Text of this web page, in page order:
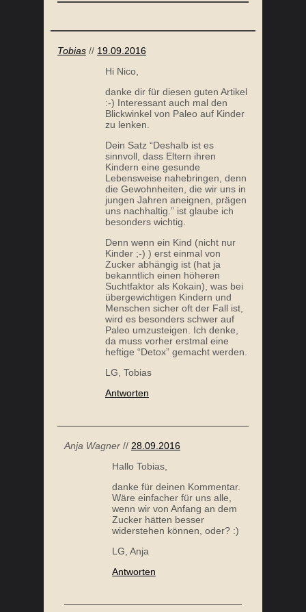
Tobias // 19.09.2016
Hi Nico,
danke dir für diesen guten Artikel
:-) Interessant auch mal den
Blickwinkel von Paleo auf Kinder
zu lenken.
Dein Satz “Deshalb ist es
sinnvoll, dass Eltern ihren
Kindern eine gesunde
Lebensweise nahebringen, denn
die Gewohnheiten, die wir uns in
jungen Jahren aneignen, prägen
uns nachhaltig.” ist glaube ich
besonders wichtig.
Denn wenn ein Kind (nicht nur
Kinder ;-) ) erst einmal von
Zucker abhängig ist (hat ja
bekanntlich einen höheren
Suchtfaktor als Kokain), was bei
übergewichtigen Kindern und
Menschen sicher oft der Fall ist,
wird es besonders schwer auf
Paleo umzusteigen. Ich denke,
da muss vorher erstmal eine
heftige “Detox” gemacht werden.
LG, Tobias
Antworten
Anja Wagner // 28.09.2016
Hallo Tobias,
danke für deinen Kommentar.
Wäre einfacher für uns alle,
wenn wir von Anfang an dem
Zucker hätten besser
widerstehen können, oder? :)
LG, Anja
Antworten